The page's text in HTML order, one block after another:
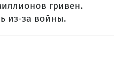
гривен.
из-за войны.